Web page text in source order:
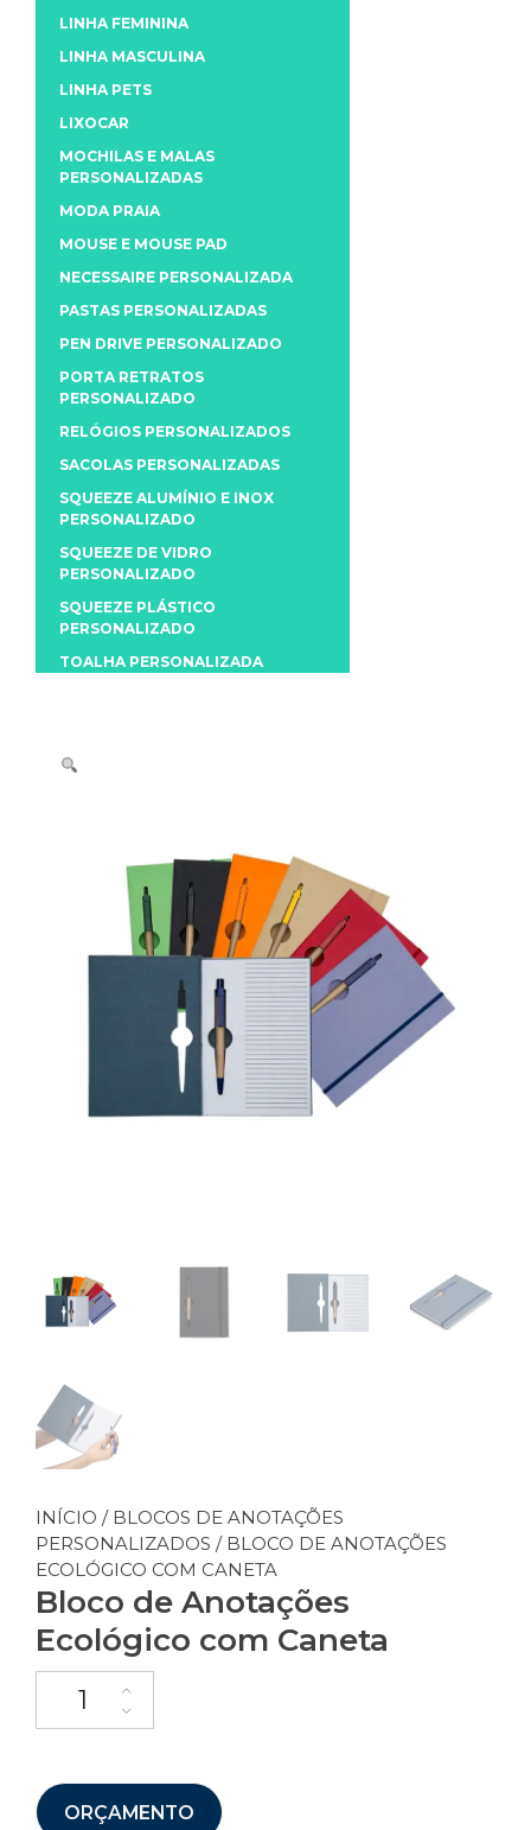
INÍCIO / BLOCOS DE ANOTAÇÕES
PERSONALIZADOS / BLOCO DE ANOTAÇÕES
ECOLÓGICO COM CANETA
Bloco de Anotações
Ecológico com Caneta
ORÇAMENTO
LINHA FEMININA
LINHA MASCULINA
LINHA PETS
LIXOCAR
MOCHILAS E MALAS
PERSONALIZADAS
MODA PRAIA
MOUSE E MOUSE PAD
NECESSAIRE PERSONALIZADA
PASTAS PERSONALIZADAS
PEN DRIVE PERSONALIZADO
PORTA RETRATOS
PERSONALIZADO
RELÓGIOS PERSONALIZADOS
SACOLAS PERSONALIZADAS
SQUEEZE ALUMÍNIO E INOX
PERSONALIZADO
SQUEEZE DE VIDRO
PERSONALIZADO
SQUEEZE PLÁSTICO
PERSONALIZADO
TOALHA PERSONALIZADA